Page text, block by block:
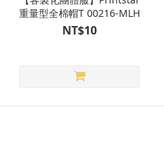
重量型全棉帽T 00216-MLH
NT$10